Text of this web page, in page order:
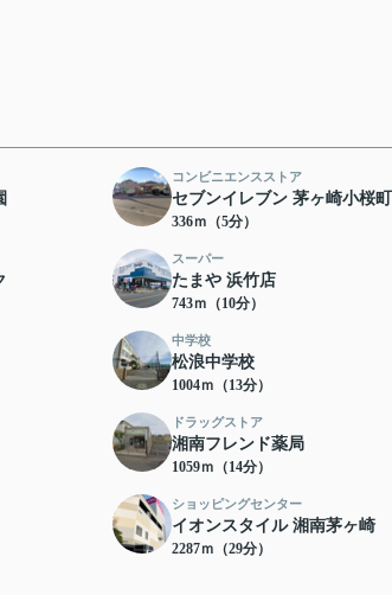
コンビニエンスストア
セブンイレブン 茅ヶ崎小桜
336ｍ（5分）
スーパー
たまや 浜竹店
743ｍ（10分）
中学校
松浪中学校
1004ｍ（13分）
ドラッグストア
湘南フレンド薬局
1059ｍ（14分）
ショッピングセンター
イオンスタイル 湘南茅ヶ崎
2287ｍ（29分）